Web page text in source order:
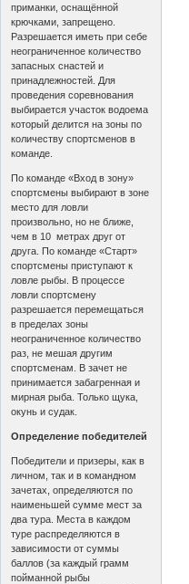
приманки, оснащённой
крючками, запрещено.
Разрешается иметь при себе
неограниченное количество
запасных снастей и
принадлежностей. Для
проведения соревнования
выбирается участок водоема
который делится на зоны по
количеству спортсменов в
команде.
По команде «Вход в зону»
спортсмены выбирают в зоне
место для ловли
произвольно, но не ближе,
чем в 10 метрах друг от
друга. По команде «Старт»
спортсмены приступают к
ловле рыбы. В процессе
ловли спортсмену
разрешается перемещаться
в пределах зоны
неограниченное количество
раз, не мешая другим
спортсменам. В зачет не
принимается забагренная и
мирная рыба. Только щука,
окунь и судак.
Определение победителей
Победители и призеры, как в
личном, так и в командном
зачетах, определяются по
наименьшей сумме мест за
два тура. Места в каждом
туре распределяются в
зависимости от суммы
баллов (за каждый грамм
пойманной рыбы